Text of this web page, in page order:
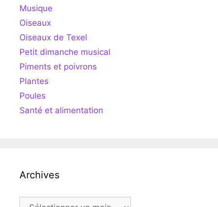
Musique
Oiseaux
Oiseaux de Texel
Petit dimanche musical
Piments et poivrons
Plantes
Poules
Santé et alimentation
Archives
Archives